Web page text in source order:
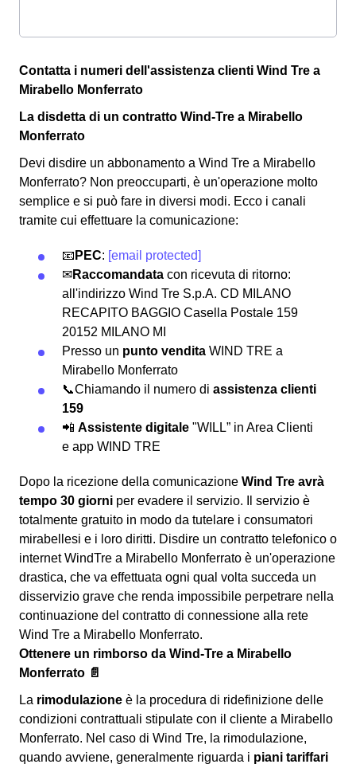
Contatta i numeri dell'assistenza clienti Wind Tre a
Mirabello Monferrato
La disdetta di un contratto Wind-Tre a Mirabello
Monferrato
Devi disdire un abbonamento a Wind Tre a Mirabello
Monferrato? Non preoccuparti, è un'operazione molto
semplice e si può fare in diversi modi. Ecco i canali
tramite cui effettuare la comunicazione:
📧 PEC: [email protected]
✉Raccomandata con ricevuta di ritorno:
all'indirizzo Wind Tre S.p.A. CD MILANO
RECAPITO BAGGIO Casella Postale 159
20152 MILANO MI
Presso un punto vendita WIND TRE a
Mirabello Monferrato
📞Chiamando il numero di assistenza clienti
159
📲 Assistente digitale "WILL” in Area Clienti
e app WIND TRE
Dopo la ricezione della comunicazione Wind Tre avrà
tempo 30 giorni per evadere il servizio. Il servizio è
totalmente gratuito in modo da tutelare i consumatori
mirabellesi e i loro diritti. Disdire un contratto telefonico o
internet WindTre a Mirabello Monferrato è un'operazione
drastica, che va effettuata ogni qual volta succeda un
disservizio grave che renda impossibile perpetrare nella
continuazione del contratto di connessione alla rete
Wind Tre a Mirabello Monferrato.
Ottenere un rimborso da Wind-Tre a Mirabello
Monferrato 📄
La rimodulazione è la procedura di ridefinizione delle
condizioni contrattuali stipulate con il cliente a Mirabello
Monferrato. Nel caso di Wind Tre, la rimodulazione,
quando avviene, generalmente riguarda i piani tariffari